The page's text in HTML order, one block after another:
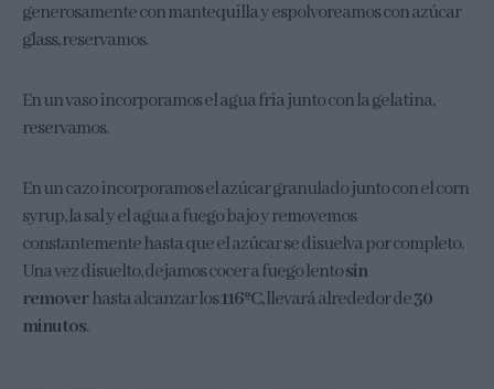
generosamente con mantequilla y espolvoreamos con azúcar
glass, reservamos.
En un vaso incorporamos el agua fria junto con la gelatina,
reservamos.
En un cazo incorporamos el azúcar granulado junto con el corn
syrup, la sal y el agua a fuego bajo y removemos
constantemente hasta que el azúcar se disuelva por completo.
Una vez disuelto, dejamos cocer a fuego lentosin
removerhasta alcanzar los116ºC, llevará alrededor de30
minutos.